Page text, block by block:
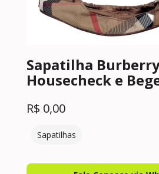
Sapatilha
Housecheck e
R$ 0,00
Sapatilhas